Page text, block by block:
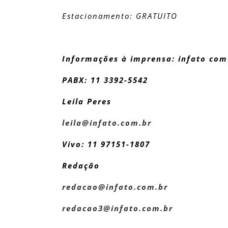
Estacionamento: GRATUITO
Informações à imprensa: infato
PABX: 11 3392-5542
Leila Peres
leila@infato.com.br
Vivo: 11 97151-1807
Redação
redacao@infato.com.br
redacao3@infato.com.br